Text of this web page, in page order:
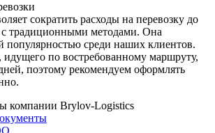
сократить расходы на перевозку до
традиционными методами. Она
популярностью среди наших клиентов.
по востребованному маршруту,
поэтому рекомендуем оформлять
компании Brylov-Logistics